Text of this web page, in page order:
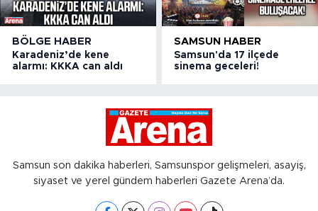
BÖLGE HABER
Karadeniz’de kene
alarmı: KKKA can aldı
SAMSUN HABER
Samsun'da 17 ilçede
sinema geceleri!
Samsun son dakika haberleri, Samsunspor gelişmeleri, asayiş,
siyaset ve yerel gündem haberleri Gazete Arena’da.